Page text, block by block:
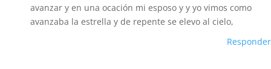
avanzar y en una ocación mi esposo y y yo vimos como
avanzaba la estrella y de repente se elevo al cielo,
Responder